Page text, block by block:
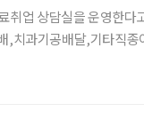
취업 상담실을 운영한
치과기공배달,기타직종